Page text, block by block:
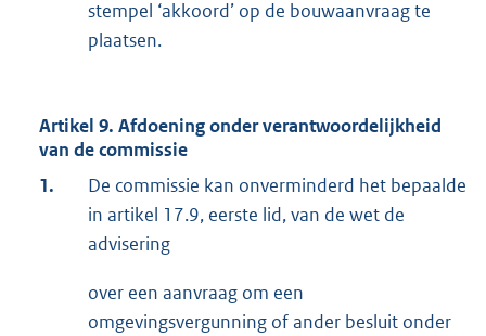
stempel ‘akkoord’ op de bouwaanvraag te
plaatsen.
Artikel 9. Afdoening onder verantwoordelijkheid
van de commissie
1.
De commissie kan onverminderd het bepaalde
in artikel 17.9, eerste lid, van de wet de
advisering
over een aanvraag om een
omgevingsvergunning of ander besluit onder